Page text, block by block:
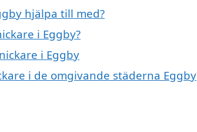
hjälpa till med?
i Eggby?
i Eggby
i de omgivande städerna Eggby